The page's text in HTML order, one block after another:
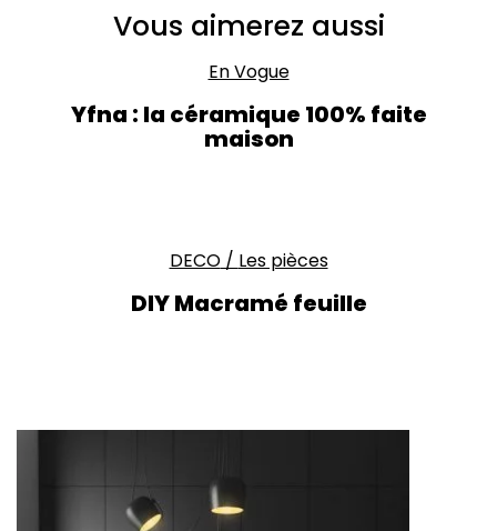
Vous aimerez aussi
En Vogue
Yfna : la céramique 100% faite
maison
DECO/ Les pièces
DIY Macramé feuille